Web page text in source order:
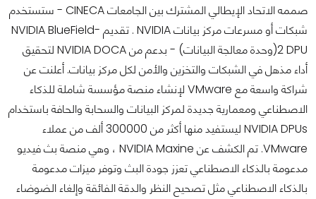
صممه الاتحاد الإيطالي المشترك بين الجامعات CINECA - ستستخدم
شبكات أو مسرعات مركز بيانات NVIDIA . تقديم NVIDIA BlueField-
2 DPU(وحدة معالجة البيانات) - بدعم من NVIDIA DOCA لتحقيق
أداء مذهل في الشبكات والتخزين والأمن لكل مركز بيانات. أعلنت عن
شراكة واسعة مع VMware لإنشاء منصة مؤسسة شاملة للذكاء
الاصطناعي ومعمارية جديدة لمركز البيانات والسحابة والحافة باستخدام
NVIDIA DPUs ليستفيد منها أكثر من 300000 ألف من عملاء
VMware. تم الكشف عن NVIDIA Maxine ، وهي منصة بث فيديو
مدعومة بالذكاء الاصطناعي تعزز جودة البث وتوفر ميزات مدعومة
بالذكاء الاصطناعي مثل تصحيح النظر والدقة الفائقة وإلغاء الضوضاء